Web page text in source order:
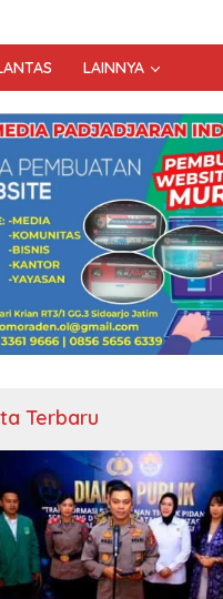
LAINNYA
Terbaru